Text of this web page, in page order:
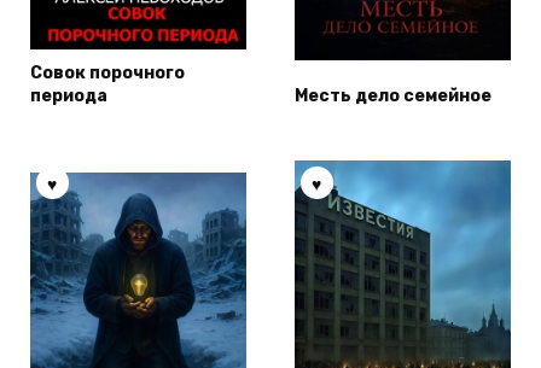
Совок порочного
периода
Месть дело семейное